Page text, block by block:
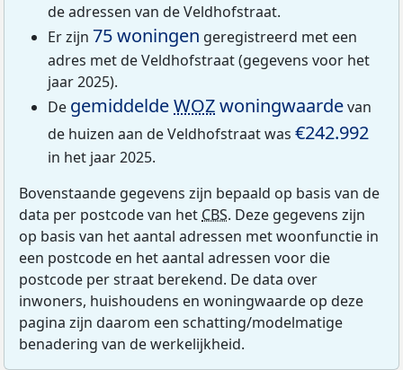
de adressen van de Veldhofstraat.
Er zijn 75 woningen geregistreerd met een
adres met de Veldhofstraat (gegevens voor het
jaar 2025).
De gemiddeldeWOZwoningwaardevan
de huizen aan de Veldhofstraat was €242.992
in het jaar 2025.
Bovenstaande gegevens zijn bepaald op basis van de
data per postcode van het CBS. Deze gegevens zijn
op basis van het aantal adressen met woonfunctie in
een postcode en het aantal adressen voor die
postcode per straat berekend. De data over
inwoners, huishoudens en woningwaarde op deze
pagina zijn daarom een schatting/modelmatige
benadering van de werkelijkheid.